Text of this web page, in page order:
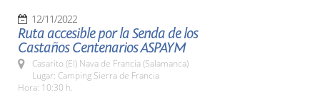
12/11/2022
Ruta accesible por la Senda de los
Castaños Centenarios ASPAYM
Casarito (El) Nava de Francia (Salamanca)
Lugar: Camping Sierra de Francia
Hora: 10:30 h.